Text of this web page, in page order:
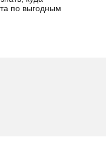
по выгодным